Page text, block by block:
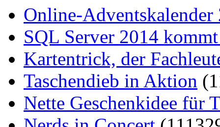
Online-Adventskalender
SQL Server 2014
Kartentrick, der
Taschendieb in Aktion
Nette Geschenkidee für